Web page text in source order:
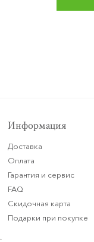
Информация
Доставка
Оплата
Гарантия и сервис
FAQ
Скидочная карта
Подарки при покупке